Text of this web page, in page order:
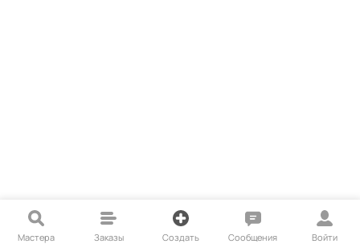
Мастера Заказы Создать Сообщения Войти